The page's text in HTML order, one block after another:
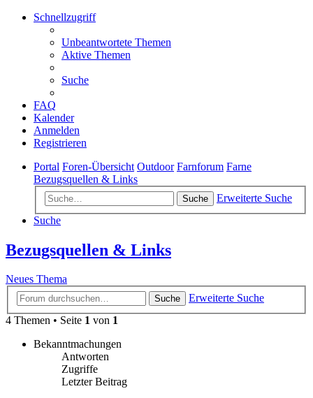
Schnellzugriff
Unbeantwortete Themen
Aktive Themen
Suche
FAQ
Kalender
Anmelden
Registrieren
Portal Foren-Übersicht Outdoor Farnforum Farne
Bezugsquellen & Links
Suche
Erweiterte Suche
Suche
Bezugsquellen & Links
Neues Thema
Suche
Erweiterte Suche
4 Themen • Seite 1 von 1
Bekanntmachungen
Antworten
Zugriffe
Letzter Beitrag